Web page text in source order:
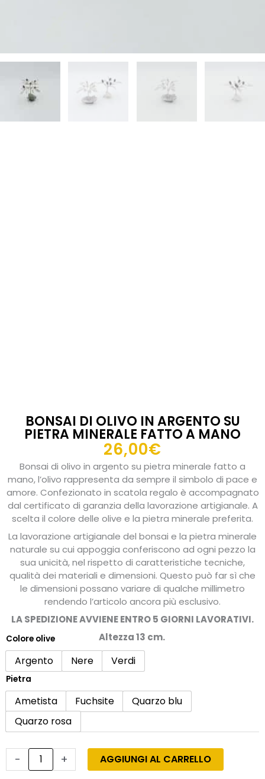
BONSAI DI OLIVO IN ARGENTO SU
PIETRA MINERALE FATTO A MANO
26,00€
Bonsai di olivo in argento su pietra minerale fatto a
mano, l’olivo rappresenta da sempre il simbolo di pace e
amore. Confezionato in scatola regalo è accompagnato
dal certificato di garanzia della lavorazione artigianale. A
scelta il colore delle olive e la pietra minerale preferita.
La lavorazione artigianale del bonsai e la pietra minerale
naturale su cui appoggia conferiscono ad ogni pezzo la
sua unicità, nel rispetto di caratteristiche tecniche,
qualità dei materiali e dimensioni. Questo può far sì che
le dimensioni possano variare di qualche millimetro
rendendo l’articolo ancora più esclusivo.
LA SPEDIZIONE AVVIENE ENTRO 5 GIORNI LAVORATIVI.
Altezza 13 cm.
Colore olive
Argento Nere Verdi
Pietra
Ametista Fuchsite
Quarzo blu
Quarzo rosa
-
Bonsai
di
olivo
in
argento
pietra
minerale
fatto
mano
+ AGGIUNGI AL CARRELLO